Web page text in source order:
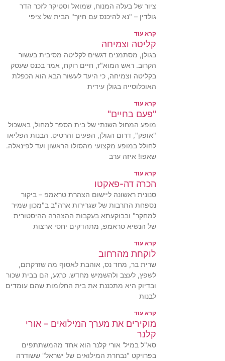
ציור של בעלה המנוח, שמואל וסטיקר לזכר הדר
גולדין – "נא להיכנס עם חיוך" הבית של ציפי
קרא עוד
קליטה וצמיחה
בגולן, מסתמנים דגשים לקליטה מסיבית בעשור
הקרוב. ראש המוא"ז, חיים רוקח, אמר בכנס שעסק
בקליטה וצמיחה, כי היעד לעשור הבא הוא הכפלת
האוכלוסייה בגולן עידית
קרא עוד
"פעם בחיים"
מופע המחול השנתי של בית הספר למחול, באשכול
"אופק", דרום הגולן, הפעים והרטיט. הבנות הפליאו
לחולל במופע מקצועי מהסולו הראשון ועד לפינאלה.
שאפו! איזה ערב
קרא עוד
הכרה דה-פאקטו
סנונית ראשונה ליישום הצהרת טראמפ – ביקור
נספחת התרבות של שגרירות ארה"ב ב"מכון שמיר
למחקר" ובבוקעתא בעקבות ההצהרה ההיסטורית
של הנשיא טראמפ, מתהדקים יחסי ארצות
קרא עוד
לוקחת מהרחוב
שרית בר, מחד נס, אוהבת לאסוף מה שזרקתם,
לשפץ, לעצב ולהשמיש מחדש. כרגע, הם בבית שכור
ובדיוק היא מתכננת את בית החלומות שהם עומדים
לבנות
קרא עוד
מוקירים את מערך המילואים – אורי
קלנר
סא"ל במיל' אורי קלנר הוא אחד מהמשתתפים
בפרויקט "נבחרת המילואים של ישראל" ששודרה